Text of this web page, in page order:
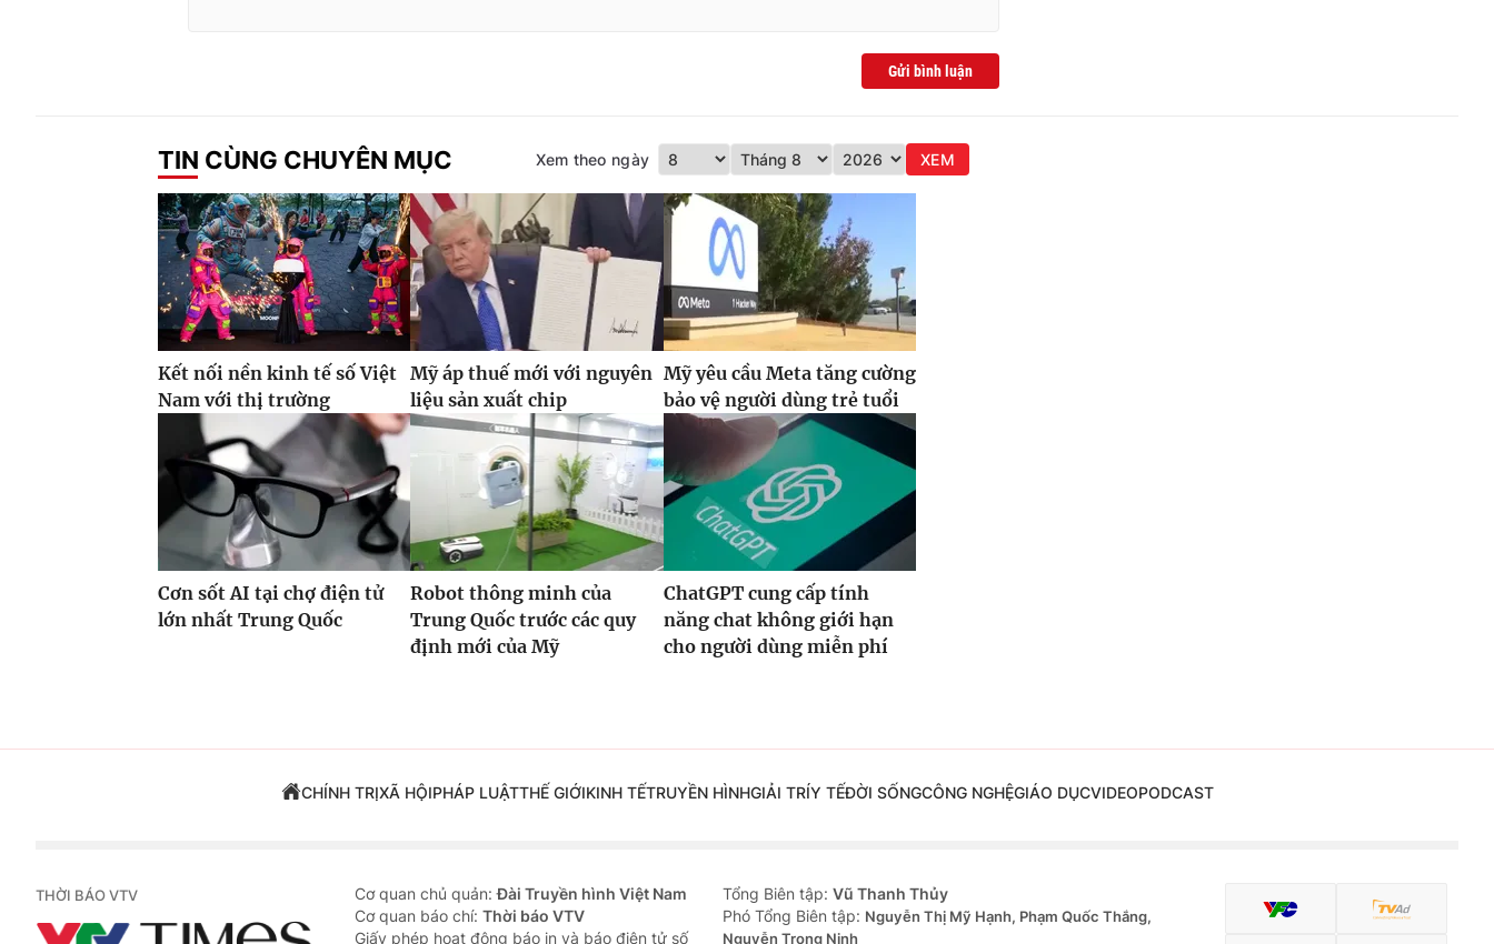
Gửi bình luận
TIN CÙNG CHUYÊN MỤC Xem theo ngày XEM
Kết nối nền kinh tế số Việt
Nam với thị trường
Mỹ áp thuế mới với nguyên
liệu sản xuất chip
Mỹ yêu cầu Meta tăng cường
bảo vệ người dùng trẻ tuổi
Cơn sốt AI tại chợ điện tử
lớn nhất Trung Quốc
Robot thông minh của
Trung Quốc trước các quy
định mới của Mỹ
ChatGPT cung cấp tính
năng chat không giới hạn
cho người dùng miễn phí
CHÍNH TRỊXÃ HỘIPHÁP LUẬTTHẾ GIỚIKINH TẾTRUYỀN HÌNHGIẢI TRÍY TẾĐỜI SỐNGCÔNG NGHỆGIÁO DỤCVIDEOPODCAST
THỜI BÁO VTV Cơ quan chủ quản:Đài Truyền hình Việt Nam
Cơ quan báo chí: Thời báo VTV
Giấy phép hoạt động báo in và báo điện tử số
Tổng Biên tập: Vũ Thanh Thủy
Phó Tổng Biên tập: Nguyễn Thị Mỹ Hạnh, Phạm Quốc Thắng,
Nguyễn Trọng Ninh